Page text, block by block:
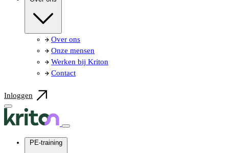
Over ons
Onze mensen
Werken bij Kriton
Contact
Inloggen
PE-training